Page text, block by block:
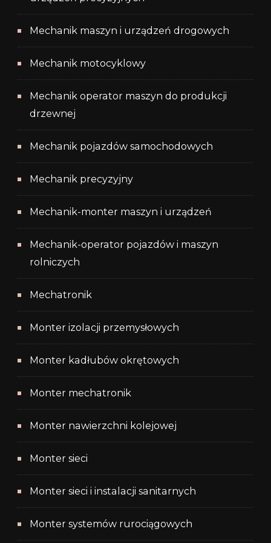
Mechanik maszyn i urządzeń drogowych
Mechanik motocyklowy
Mechanik operator maszyn do produkcji
drzewnej
Mechanik pojazdów samochodowych
Mechanik precyzyjny
Mechanik-monter maszyn i urządzeń
Mechanik-operator pojazdów i maszyn
rolniczych
Mechatronik
Monter izolacji przemysłowych
Monter kadłubów okrętowych
Monter mechatronik
Monter nawierzchni kolejowej
Monter sieci
Monter sieci i instalacji sanitarnych
Monter systemów rurociągowych